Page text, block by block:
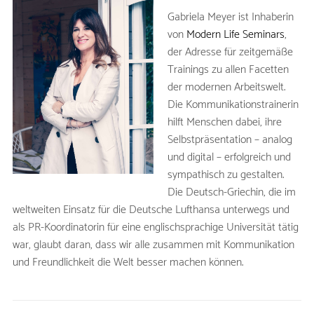
Gabriela Meyer ist Inhaberin
vonModern Life Seminars,
der Adresse für zeitgemäße
Trainings zu allen Facetten
der modernen Arbeitswelt.
Die Kommunikationstrainerin
hilft Menschen dabei, ihre
Selbstpräsentation – analog
und digital – erfolgreich und
sympathisch zu gestalten.
Die Deutsch-Griechin, die im
weltweiten Einsatz für die Deutsche Lufthansa unterwegs und
als PR-Koordinatorin für eine englischsprachige Universität tätig
war, glaubt daran, dass wir alle zusammen mit Kommunikation
und Freundlichkeit die Welt besser machen können.